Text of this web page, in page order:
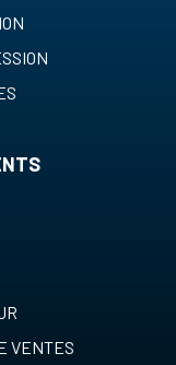
VENTES